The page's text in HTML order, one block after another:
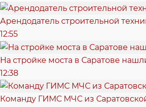
Арендодатель строительной
12:55
На стройке моста в Саратове
12:38
Команду ГИМС МЧС из